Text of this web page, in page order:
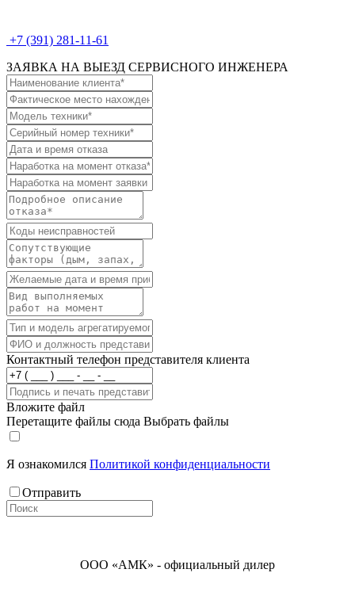
+7 (391) 281-11-61
ЗАЯВКА НА ВЫЕЗД СЕРВИСНОГО ИНЖЕНЕРА
Контактный телефон представителя клиента
Вложите файл
Перетащите файлы сюда Выбрать файлы
Я ознакомился Политикой конфиденциальности
Отправить
ООО «АМК» - официальный дилер